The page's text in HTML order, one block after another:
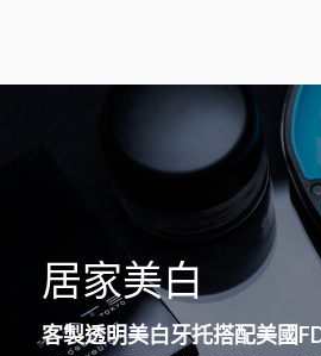
居家美白
客製透明美白牙托搭配美國